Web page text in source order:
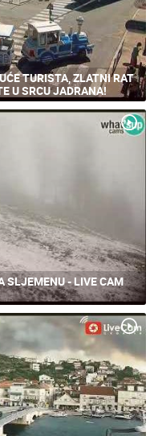
TURISTA, ZLATNI RAT
U SRCU JADRANA!
SLJEMENU - LIVE CAM